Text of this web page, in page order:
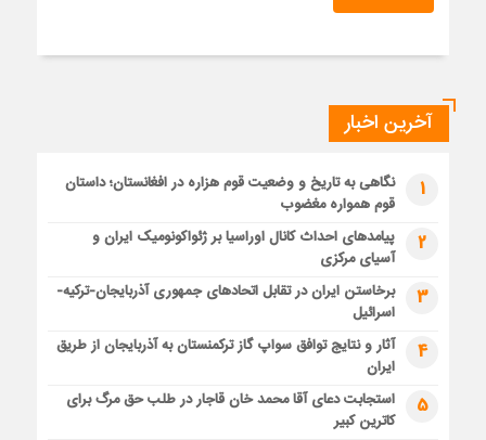
آخرین اخبار
1
نگاهی به تاریخ و وضعیت قوم هزاره در افغانستان؛ داستان
قوم همواره مغضوب
2
پیامدهای احداث کانال اوراسیا بر ژئواکونومیک ایران و
آسیای مرکزی
3
برخاستن ایران در تقابل اتحادهای جمهوری آذربایجان-ترکیه-
اسرائیل
4
آثار و نتایج توافق سواپ گاز ترکمنستان به آذربایجان از طریق
ایران
5
استجابت دعای آقا محمد خان قاجار در طلب حق مرگ برای
کاترین کبیر